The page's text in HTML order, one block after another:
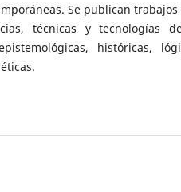
Se publican
técnicas y tecnologías
históricas,